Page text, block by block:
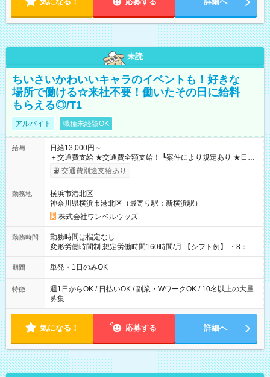
未読
ちいさいかわいいキャラのイベントも！好きな
場所で働ける☆来社不要！働いたその日に給料
もらえる◎/T1
アルバイト 職種未経験OK
給与
日給13,000円～
＋交通費支給 ★交通費全額支給！ ┗案件により規定あり ★日払
いOK！（規定あり） ┗働いたその日に現金GET♪ お仕事後はコ
ンビニATMから 日払い分を引き落とせます！ 【試用期間】試
交通費別途支給あり
勤務地
横浜市港北区
神奈川県横浜市港北区（最寄り駅：新横浜駅）
株式会社ワンベルウッズ
勤務時間
勤務時間は指定なし
変形労働時間制 想定労働時間160時間/月 【シフト例】 ・8：00
～21：00
期間 単発・1日のみOK
特徴
週1日からOK / 日払いOK / 副業・WワークOK / 10名以上の大量
募集
気になる！ 応募する 詳細へ